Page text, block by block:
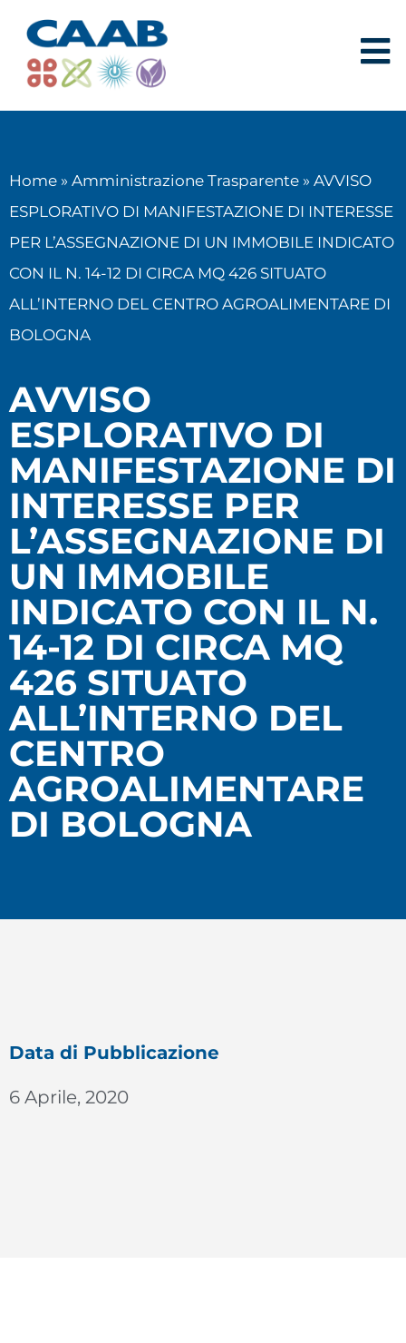
Home » Amministrazione Trasparente » AVVISO
ESPLORATIVO DI MANIFESTAZIONE DI INTERESSE
PER L’ASSEGNAZIONE DI UN IMMOBILE INDICATO
CON IL N. 14-12 DI CIRCA MQ 426 SITUATO
ALL’INTERNO DEL CENTRO AGROALIMENTARE DI
BOLOGNA
AVVISO
ESPLORATIVO DI
MANIFESTAZIONE DI
INTERESSE PER
L’ASSEGNAZIONE DI
UN IMMOBILE
INDICATO CON IL N.
14-12 DI CIRCA MQ
426 SITUATO
ALL’INTERNO DEL
CENTRO
AGROALIMENTARE
DI BOLOGNA
Data di Pubblicazione
6 Aprile, 2020